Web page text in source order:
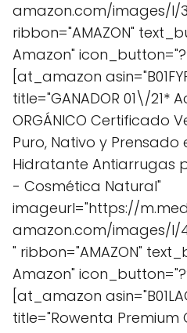
amazon.com/images/I/
ribbon="AMAZON"
Amazon"
[at_amazon
title="GANADOR 01\/21*
ORGÁNICO Certificado
Puro, Nativo y
Hidratante Antiarrugas
- Cosmética Natural"
imageurl="https://
amazon.com/images/I/
" ribbon="AMAZON"
Amazon"
[at_amazon
title="Rowenta Premium